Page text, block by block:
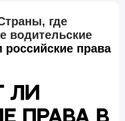
где
водительские
права
ли
права в